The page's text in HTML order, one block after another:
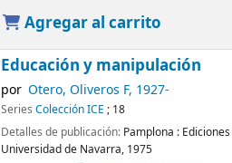
Agregar al carrito
Educación y manipulación
por Otero, Oliveros F, 1927-
Series Colección ICE ; 18
Detalles de publicación: Pamplona : Ediciones
Universidad de Navarra, 1975